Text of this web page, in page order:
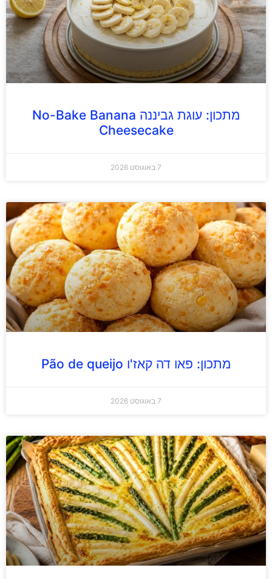
מתכון: עוגת גביננה No-Bake Banana
Cheesecake
7 באוגוסט 2026
מתכון: פאו דה קאז'ו Pão de queijo
7 באוגוסט 2026